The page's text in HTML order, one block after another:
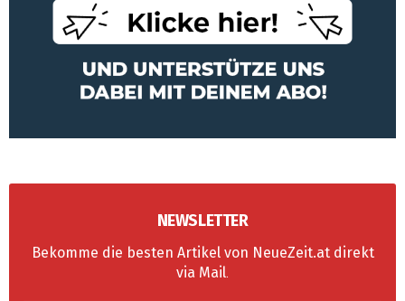
NEWSLETTER
Bekomme die besten Artikel von NeueZeit.at direkt
via Mail.